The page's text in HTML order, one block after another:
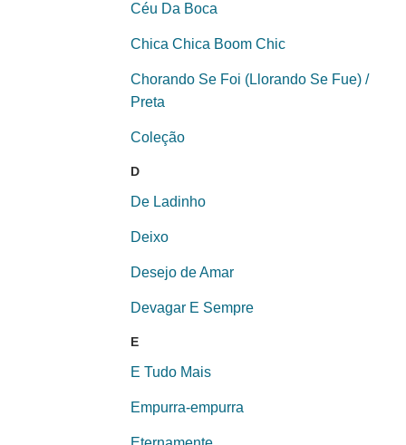
Céu Da Boca
Chica Chica Boom Chic
Chorando Se Foi (Llorando Se Fue) /
Preta
Coleção
D
De Ladinho
Deixo
Desejo de Amar
Devagar E Sempre
E
E Tudo Mais
Empurra-empurra